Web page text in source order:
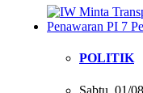
POLITIK
Sabtu, 01/